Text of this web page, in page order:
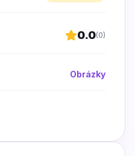
0.0(0)
Obrázky